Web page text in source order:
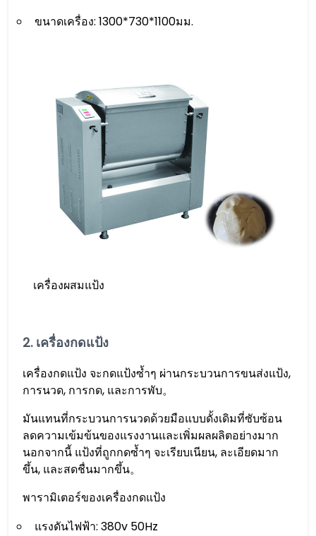
ขนาดเครื่อง: 1300*730*1100มม.
เครื่องผสมแป้ง
2. เครื่องกดแป้ง
เครื่องกดแป้ง จะกดแป้งซ้ำๆ ผ่านกระบวนการขนส่งแป้ง,
การนวด, การกด, และการพับ。
มันแทนที่กระบวนการนวดด้วยมือแบบดั้งเดิมที่ซับซ้อน
ลดความเข้มข้นของแรงงานและเพิ่มผลผลิตอย่างมาก
นอกจากนี้ แป้งที่ถูกกดซ้ำๆ จะเรียบเนียน, ละเอียดมาก
ขึ้น, และสดชื่นมากขึ้น。
พารามิเตอร์ของเครื่องกดแป้ง
แรงดันไฟฟ้า: 380v 50Hz